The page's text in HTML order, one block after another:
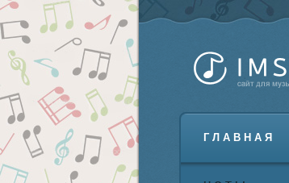
ГЛАВНАЯ